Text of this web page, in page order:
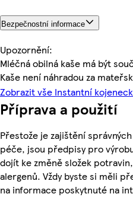
Bezpečnostní informace
Upozornění:
Mléčná obilná kaše má být
Kaše není náhradou za
Zobrazit vše Instantní
Příprava a použití
Přestože je zajištění
péče, jsou předpisy pro
dojít ke změně složek
alergenů. Vždy byste si měli
na informace poskytnuté na